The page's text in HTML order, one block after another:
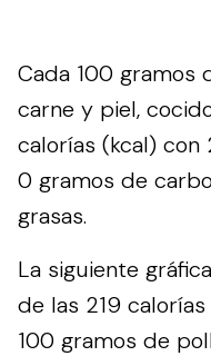
Cada 100 gramos
carne y piel,
calorías (kcal) con
0 gramos de
grasas.
La siguiente
de las 219
100 gramos de